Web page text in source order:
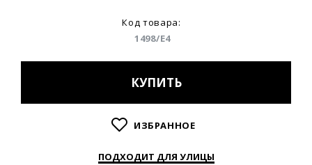
Код товара:
1498/E4
КУПИТЬ
ИЗБРАННОЕ
ПОДХОДИТ ДЛЯ УЛИЦЫ